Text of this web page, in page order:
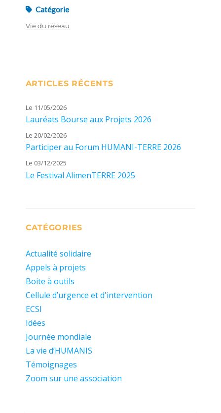
Catégorie
Vie du réseau
ARTICLES RÉCENTS
Le 11/05/2026
Lauréats Bourse aux Projets 2026
Le 20/02/2026
Participer au Forum HUMANI-TERRE 2026
Le 03/12/2025
Le Festival AlimenTERRE 2025
CATÉGORIES
Actualité solidaire
Appels à projets
Boite à outils
Cellule d’urgence et d'intervention
ECSI
Idées
Journée mondiale
La vie d’HUMANIS
Témoignages
Zoom sur une association